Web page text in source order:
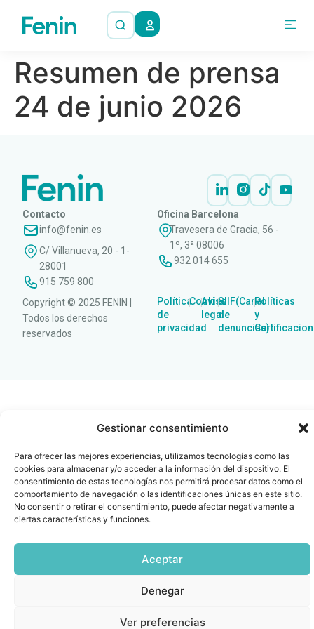
Gestionar consentimiento
Para ofrecer las mejores experiencias, utilizamos tecnologías como las
cookies para almacenar y/o acceder a la información del dispositivo. El
consentimiento de estas tecnologías nos permitirá procesar datos como el
comportamiento de navegación o las identificaciones únicas en este sitio.
No consentir o retirar el consentimiento, puede afectar negativamente a
ciertas características y funciones.
Aceptar
Denegar
Ver preferencias
Resumen de prensa
24 de junio 2026
Contacto
info@fenin.es
C/ Villanueva, 20 - 1-
28001
915 759 800
Oficina Barcelona
Travesera de Gracia, 56 -
1º, 3ª 08006
932 014 655
Copyright © 2025 FENIN |
Todos los derechos
reservados
Política
de
privacidad
|Cookies
|Aviso
legal
|SIIF(Canal
de
denuncias)
|Políticas
y